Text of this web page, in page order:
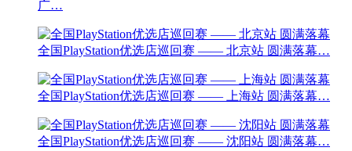
广…
全国PlayStation优选店巡回赛 —— 北京站 圆满落幕…
全国PlayStation优选店巡回赛 —— 上海站 圆满落幕…
全国PlayStation优选店巡回赛 —— 沈阳站 圆满落幕…